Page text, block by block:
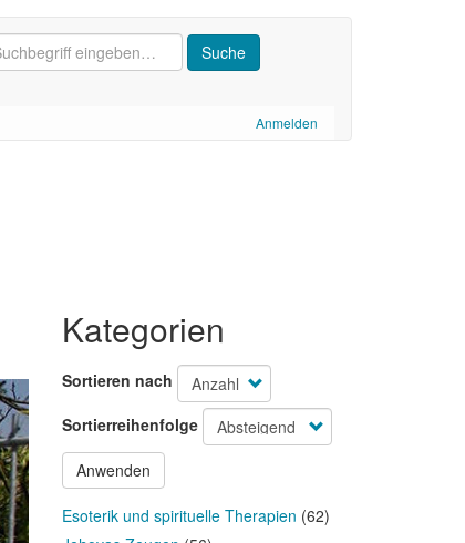
Anmelden
Kategorien
Sortieren nach
Sortierreihenfolge
Anwenden
Esoterik und spirituelle Therapien (62)